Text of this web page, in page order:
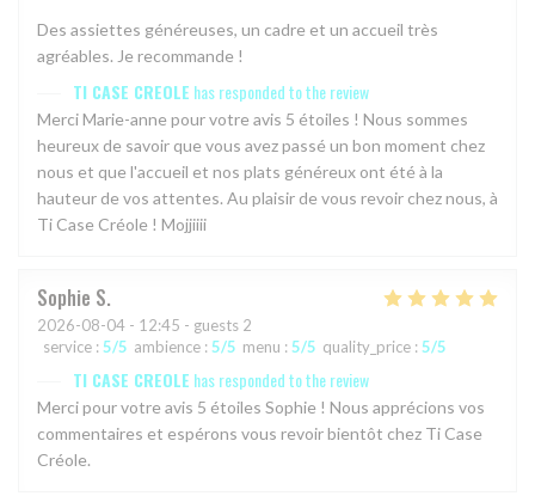
Des assiettes généreuses, un cadre et un accueil très
agréables. Je recommande !
TI CASE CREOLE has responded to the review
Merci Marie-anne pour votre avis 5 étoiles ! Nous sommes
heureux de savoir que vous avez passé un bon moment chez
nous et que l'accueil et nos plats généreux ont été à la
hauteur de vos attentes. Au plaisir de vous revoir chez nous, à
Ti Case Créole ! Mojjiiii
Sophie S
2026-08-04 - 12:45 - guests 2
service : 5/5 ambience : 5/5 menu : 5/5 quality_price : 5/5
TI CASE CREOLE has responded to the review
Merci pour votre avis 5 étoiles Sophie ! Nous apprécions vos
commentaires et espérons vous revoir bientôt chez Ti Case
Créole.